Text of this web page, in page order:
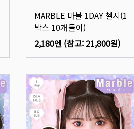
MARBLE 마블 1DAY 첼시(1
박스 10개들이)
2,180엔(참고: 21,800원)